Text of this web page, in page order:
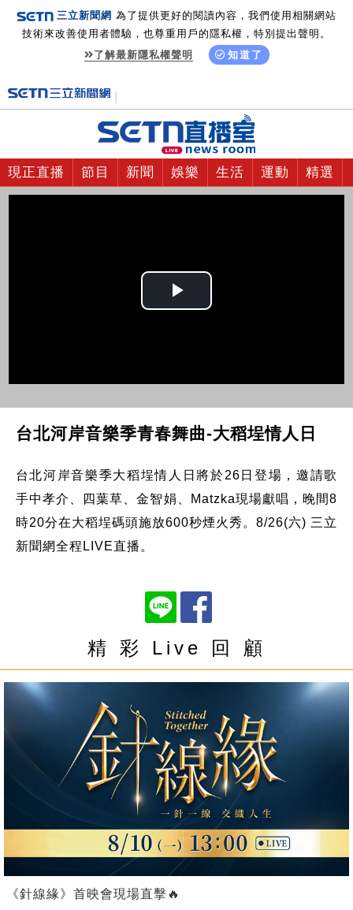
三立新聞網 為了提供更好的閱讀內容，我們使用相關網站
技術來改善使用者體驗，也尊重用戶的隱私權，特別提出聲明。
了解最新隱私權聲明
知道了
現正直播 節目 新聞 娛樂 生活 運動 精選
Play
台北河岸音樂季青春舞曲-大稻埕情人日
台北河岸音樂季大稻埕情人日將於26日登場，邀請歌
手中孝介、四葉草、金智娟、Matzka現場獻唱，晚間8
時20分在大稻埕碼頭施放600秒煙火秀。8/26(六) 三立
新聞網全程LIVE直播。
精 彩 Live 回 顧
《針線緣》首映會現場直擊🔥